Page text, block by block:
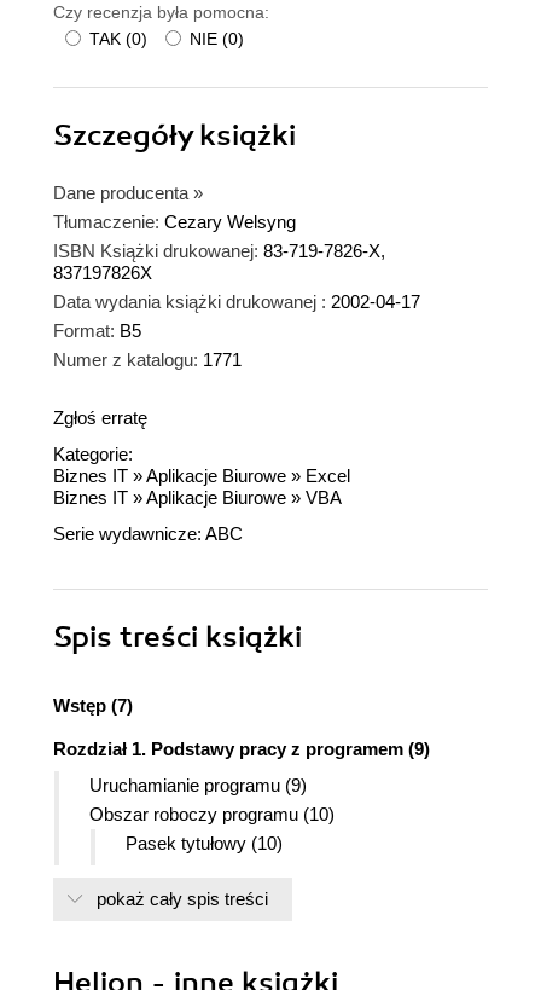
Czy recenzja była pomocna:
TAK (0) NIE (0)
Szczegółyksiążki
Dane producenta »
Tłumaczenie: Cezary Welsyng
ISBN Książki drukowanej: 83-719-7826-X,
837197826X
Data wydania książki drukowanej : 2002-04-17
Format: B5
Numer z katalogu: 1771
Zgłoś erratę
Kategorie:
Biznes IT »Aplikacje Biurowe » Excel
Biznes IT »Aplikacje Biurowe » VBA
Serie wydawnicze: ABC
Spis treści książki
Wstęp (7)
Rozdział 1. Podstawy pracy z programem (9)
Uruchamianie programu (9)
Obszar roboczy programu (10)
Pasek tytułowy (10)
Przyciski Przywróć/Maksymalizuj (11)
pokaż cały spis treści
Helion - inne książki